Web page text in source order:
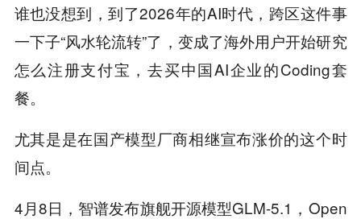
谁也没想到，到了2026年的AI时代，跨区这件事
一下子“风水轮流转”了，变成了海外用户开始研究
怎么注册支付宝，去买中国AI企业的Coding套
餐。
尤其是是在国产模型厂商相继宣布涨价的这个时
间点。
4月8日，智谱发布旗舰开源模型GLM-5.1，Open